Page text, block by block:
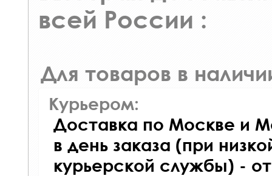
всей России :
Для товаров в
Курьером:
Доставка по Москве и
в день заказа (при
курьерской службы) -